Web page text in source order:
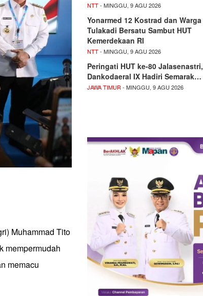
Muhammad Tito
mempermudah
memacu
NTT- MINGGU, 9 AGU 2026
Yonarmed 12 Kostrad dan Warga
Tulakadi Bersatu Sambut HUT
Kemerdekaan RI
NTT- MINGGU, 9 AGU 2026
Peringati HUT ke-80 Jalasenastri,
Dankodaeral IX Hadiri Semarak…
JAWA TIMUR - MINGGU, 9 AGU 2026